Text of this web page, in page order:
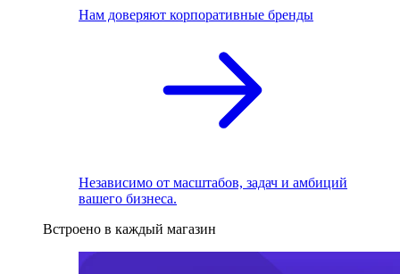
Нам доверяют корпоративные бренды
Независимо от масштабов, задач и амбиций
вашего бизнеса.
Встроено в каждый магазин